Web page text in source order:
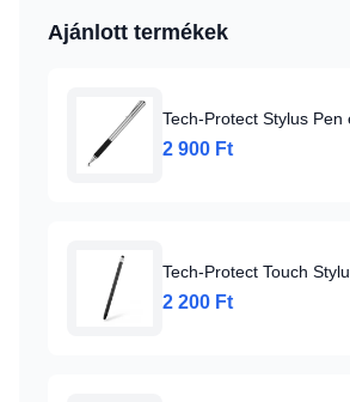
Ajánlott termékek
Tech-Protect Stylus Pen
2 900 Ft
Tech-Protect Touch
2 200 Ft